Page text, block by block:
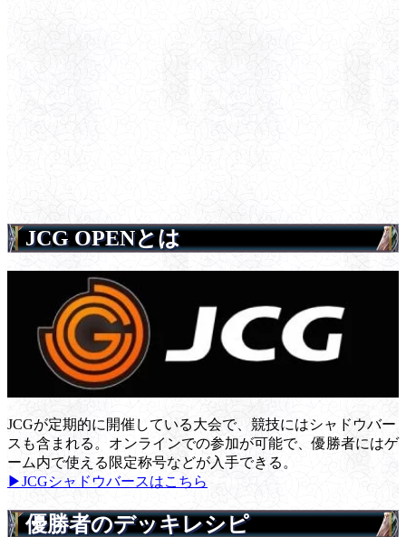
JCG OPENとは
JCGが定期的に開催している大会で、競技にはシャドウバー
スも含まれる。オンラインでの参加が可能で、優勝者にはゲ
ーム内で使える限定称号などが入手できる。
▶JCGシャドウバースはこちら
優勝者のデッキレシピ